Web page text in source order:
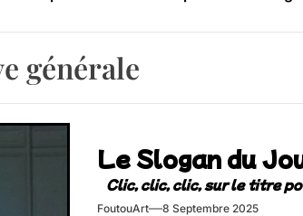
nous au Bos’Tock Festival – Samedi
générale
Le Slogan du
FoutouArt 8 Septembre 2025